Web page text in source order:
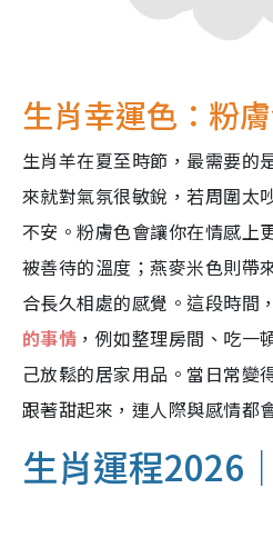
生肖幸運色：粉
生肖羊在夏至時節，最需要的
來就對氣氛很敏銳，若周圍太
不安。粉膚色會讓你在情感上
被善待的溫度；燕麥米色則帶
合長久相處的感覺。這段時間
的事情 ，例如整理房間、吃一
己放鬆的居家用品。當日常變
跟著甜起來，連人際與感情都
生肖運程2026